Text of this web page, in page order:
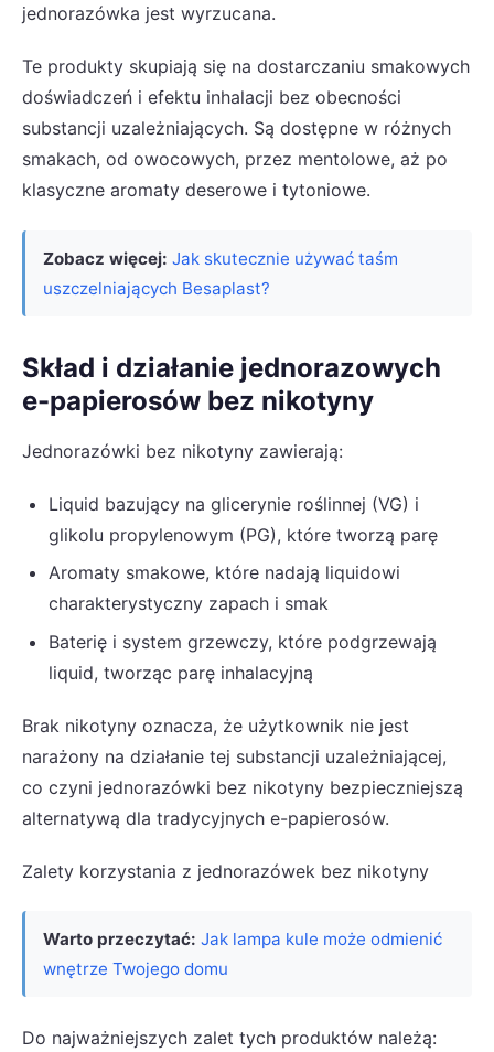
jednorazówka jest wyrzucana.
Te produkty skupiają się na dostarczaniu smakowych
doświadczeń i efektu inhalacji bez obecności
substancji uzależniających. Są dostępne w różnych
smakach, od owocowych, przez mentolowe, aż po
klasyczne aromaty deserowe i tytoniowe.
Zobacz więcej: Jak skutecznie używać taśm
uszczelniających Besaplast?
Skład i działanie jednorazowych
e-papierosów bez nikotyny
Jednorazówki bez nikotyny zawierają:
Liquid bazujący na glicerynie roślinnej (VG) i
glikolu propylenowym (PG), które tworzą parę
Aromaty smakowe, które nadają liquidowi
charakterystyczny zapach i smak
Baterię i system grzewczy, które podgrzewają
liquid, tworząc parę inhalacyjną
Brak nikotyny oznacza, że użytkownik nie jest
narażony na działanie tej substancji uzależniającej,
co czyni jednorazówki bez nikotyny bezpieczniejszą
alternatywą dla tradycyjnych e-papierosów.
Zalety korzystania z jednorazówek bez nikotyny
Warto przeczytać: Jak lampa kule może odmienić
wnętrze Twojego domu
Do najważniejszych zalet tych produktów należą: